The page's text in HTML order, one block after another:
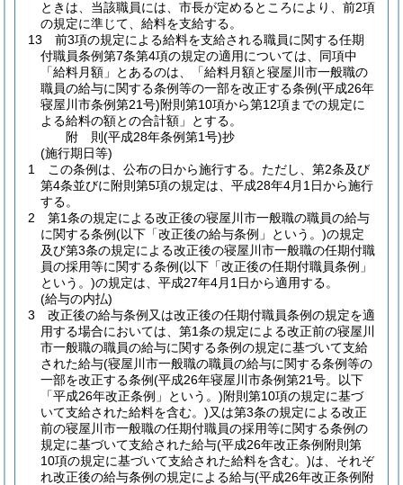
ときは、当該職員には、市長が定めるところにより、前2項
の規定に準じて、給料を支給する。
13
前3項の規定による給料を支給される職員に関する任期
付職員条例第7条第4項の規定の適用については、同項中
「給料月額」とあるのは、「給料月額と寝屋川市一般職の
職員の給与に関する条例等の一部を改正する条例(平成26年
寝屋川市条例第21号)附則第10項から第12項までの規定に
よる給料の額との合計額」とする。
附 則(平成28年条例第1号)抄
(施行期日等)
1
この条例は、公布の日から施行する。 ただし、第2条及び
第4条並びに附則第5項の規定は、平成28年4月1日から施行
する。
2
第1条の規定による改正後の寝屋川市一般職の職員の給与
に関する条例(以下「改正後の給与条例」という。)の規定
及び第3条の規定による改正後の寝屋川市一般職の任期付職
員の採用等に関する条例(以下「改正後の任期付職員条例」
という。)の規定は、平成27年4月1日から適用する。
(給与の内払)
3
改正後の給与条例又は改正後の任期付職員条例の規定を適
用する場合においては、第1条の規定による改正前の寝屋川
市一般職の職員の給与に関する条例の規定に基づいて支給
された給与(寝屋川市一般職の職員の給与に関する条例等の
一部を改正する条例(平成26年寝屋川市条例第21号。以下
「平成26年改正条例」という。)附則第10項の規定に基づ
いて支給された給料を含む。)又は第3条の規定による改正
前の寝屋川市一般職の任期付職員の採用等に関する条例の
規定に基づいて支給された給与(平成26年改正条例附則第
10項の規定に基づいて支給された給料を含む。)は、それぞ
れ改正後の給与条例の規定による給与(平成26年改正条例附